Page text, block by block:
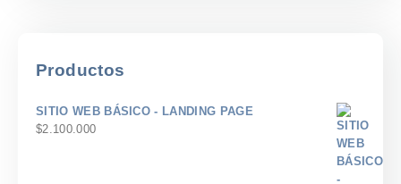
Productos
SITIO WEB BÁSICO - LANDING PAGE
$2.100.000